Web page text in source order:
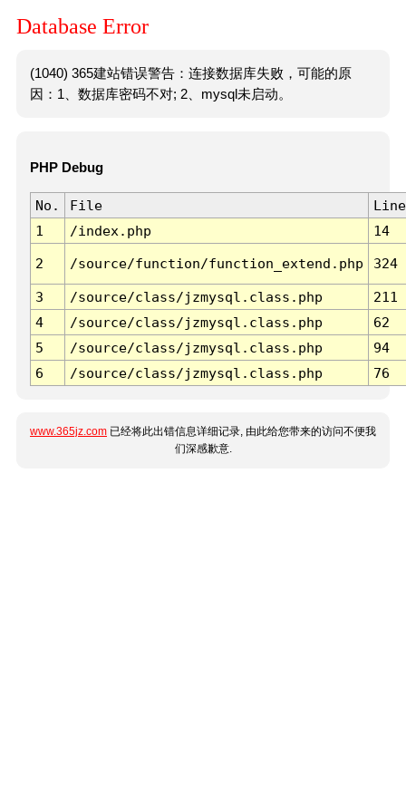
Database Error
(1040) 365建站错误警告：连接数据库失败，可能的原
因：1、数据库密码不对; 2、mysql未启动。
PHP Debug
No. File
Line
1
/index.php 14
2 /source/function/function_extend.php 324
3 /source/class/jzmysql.class.php
211
4
/source/class/jzmysql.class.php
62
5
/source/class/jzmysql.class.php
94
6
/source/class/jzmysql.class.php 76
www.365jz.com 已经将此出错信息详细记录, 由此给您带来的访问不便我
们深感歉意.